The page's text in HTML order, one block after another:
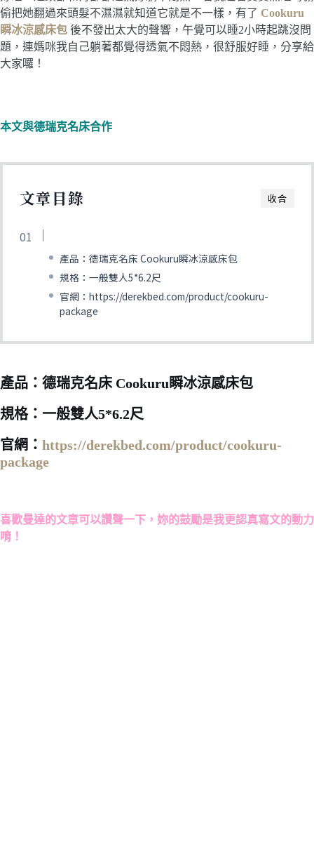
偷把她翻過來頭髮不濕濕就知道它就是不一樣，有了 Cookuru
瞬冰涼感床包 後不發出太大的聲響，午覺可以睡2小時起跳沒問
題，連媽咪我自己躺著都覺得透氣不悶熱，很舒服好睡，分享給
大家囉！
本文與德瑞克名床合作
收合
文章目錄
產品：德瑞克名床 Cookuru瞬冰涼感床包
規格：一般雙人5*6.2尺
官網：https://derekbed.com/product/cookuru-
package
產品：德瑞克名床 Cookuru瞬冰涼感床包
規格：一般雙人5*6.2尺
官網： https://derekbed.com/product/cookuru-
package
喜歡曼達的文章可以讚聲一下，妳的鼓勵是我更認真寫文的動力
唷！